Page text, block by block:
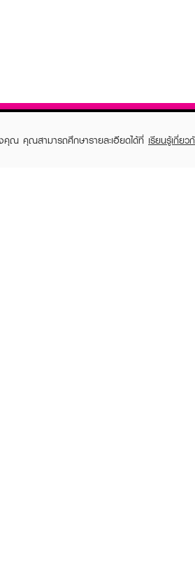
งคุณ คุณสามารถศึกษารายละเอียดได้ที่ เรียนรู้เกี่ย